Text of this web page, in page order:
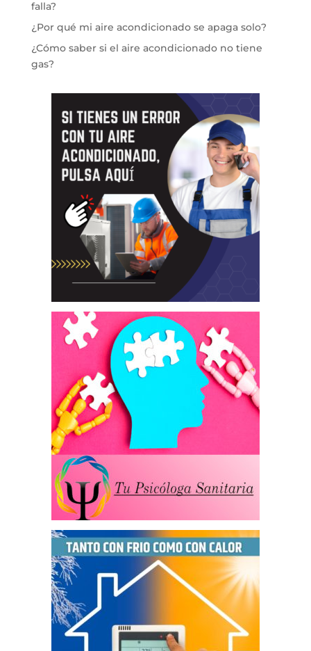
falla?
¿Por qué mi aire acondicionado se apaga solo?
¿Cómo saber si el aire acondicionado no tiene
gas?